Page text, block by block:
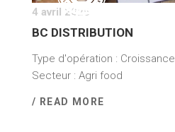
4 avril 2025
BC DISTRIBUTION
Type d'opération : Croissance
Secteur : Agri food
/ READ MORE